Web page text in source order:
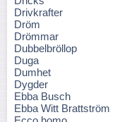
Drivkrafter
Dröm
Drömmar
Dubbelbröllop
Duga
Dumhet
Dygder
Ebba Busch
Ebba Witt Brattström